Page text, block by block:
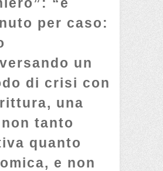
per caso:
un
di crisi con
una
tanto
quanto
e non